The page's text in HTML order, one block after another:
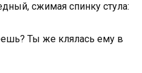
сжимая спинку стула:
Ты же клялась ему в